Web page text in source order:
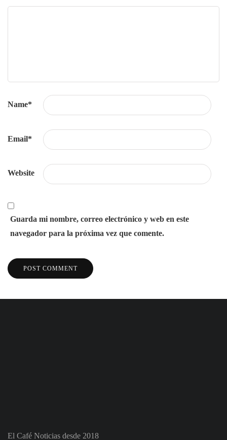
Name*
Email*
Website
Guarda mi nombre, correo electrónico y web en este
navegador para la próxima vez que comente.
El Café Noticias desde 2018